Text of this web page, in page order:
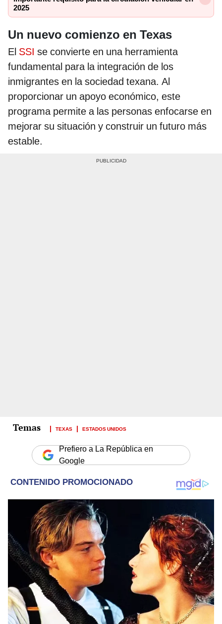
2025
Un nuevo comienzo en Texas
El SSI se convierte en una herramienta
fundamental para la integración de los
inmigrantes en la sociedad texana. Al
proporcionar un apoyo económico, este
programa permite a las personas enfocarse en
mejorar su situación y construir un futuro más
estable.
TEXAS ESTADOS UNIDOS
Prefiero a La República en
Google